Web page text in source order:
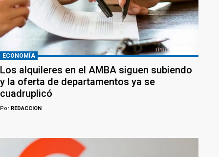
ECONOMÍA
Los alquileres en el AMBA siguen subiendo
y la oferta de departamentos ya se
cuadruplicó
Por REDACCION